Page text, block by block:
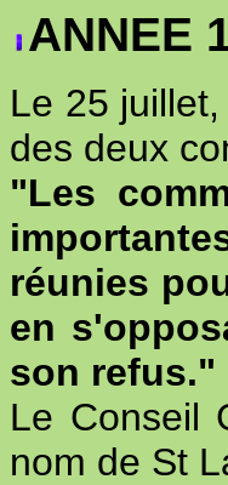
ANNEE
Le 25
des deux
"Les
réunies
en
son refus."
Le Conseil
nom de St